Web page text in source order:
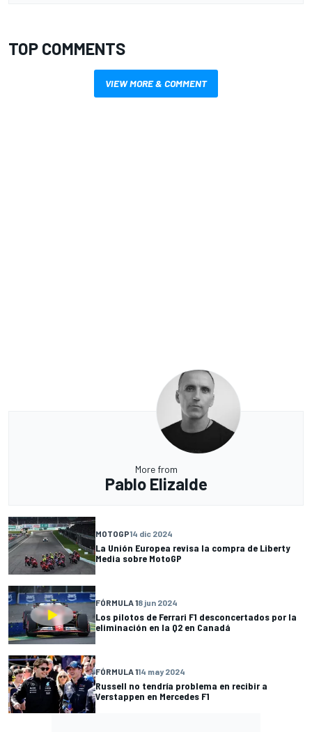
TOP COMMENTS
VIEW MORE & COMMENT
More from
Pablo Elizalde
MOTOGP14 dic 2024
La Unión Europea revisa la compra de Liberty
Media sobre MotoGP
FÓRMULA 18 jun 2024
Los pilotos de Ferrari F1 desconcertados por la
eliminación en la Q2 en Canadá
FÓRMULA 114 may 2024
Russell no tendría problema en recibir a
Verstappen en Mercedes F1